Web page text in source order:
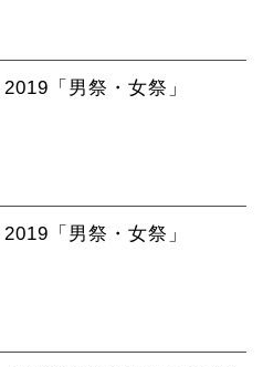
4Seasons
「男祭・女祭」
「男祭・女祭」